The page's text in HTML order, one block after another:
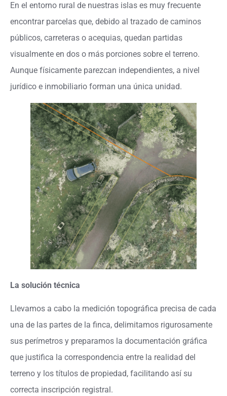
En el entorno rural de nuestras islas es muy frecuente
encontrar parcelas que, debido al trazado de caminos
públicos, carreteras o acequias, quedan partidas
visualmente en dos o más porciones sobre el terreno.
Aunque físicamente parezcan independientes, a nivel
jurídico e inmobiliario forman una única unidad.
La solución técnica
Llevamos a cabo la medición topográfica precisa de cada
una de las partes de la finca, delimitamos rigurosamente
sus perímetros y preparamos la documentación gráfica
que justifica la correspondencia entre la realidad del
terreno y los títulos de propiedad, facilitando así su
correcta inscripción registral.